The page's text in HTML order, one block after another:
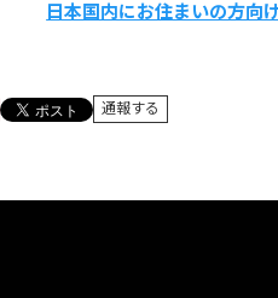
日本国内にお住まいの方向
通報する